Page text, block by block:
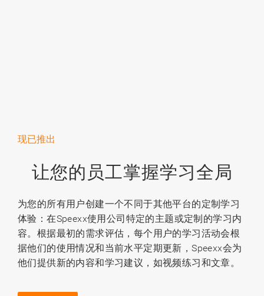
现已推出
让您的员工掌握学习全局
为您的所有用户创建一个不同于其他平台的定制学习
体验：在Speexx使用公司特定的主题或定制的学习内
容。根据最初的需求评估，每个用户的学习活动会根
据他们的使用情况和当前水平定期更新，Speexx会为
他们提供新的内容和学习建议，如视频练习和文章。